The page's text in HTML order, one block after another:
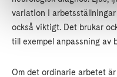
variation i
också viktigt. Det brukar
till exempel anpassning av
Om det ordinarie arbetet